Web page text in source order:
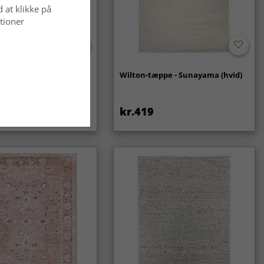
(creme) Wilton-tæppe - Sunayama (hvid)
kr.419
at klikke på